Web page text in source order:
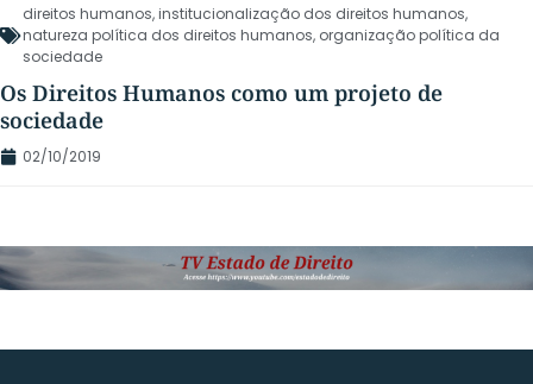
direitos humanos,institucionalização dos direitos humanos,
natureza política dos direitos humanos, organização política da
sociedade
Os Direitos Humanos como um projeto de
sociedade
02/10/2019